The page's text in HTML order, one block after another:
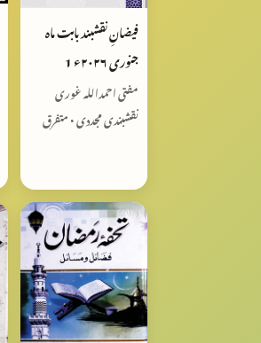
فیضانِ نقشبند بابت ماہ
جنوری ٢٠٢٦ء 1
مفتی احمداللہ غوری
نقشبندی مجددی • متفرق